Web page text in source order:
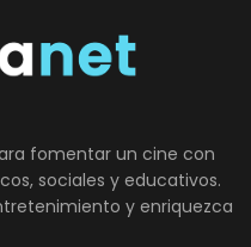
fomentar un cine con
sociales y educativos.
y enriquezca